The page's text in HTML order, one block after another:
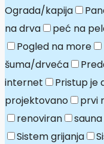
Ograda/kapija
na drva
peć na
Pogled na more
šuma/drveća
internet
Pristup je
projektovano
prvi
renoviran
sauna
Sistem grijanja